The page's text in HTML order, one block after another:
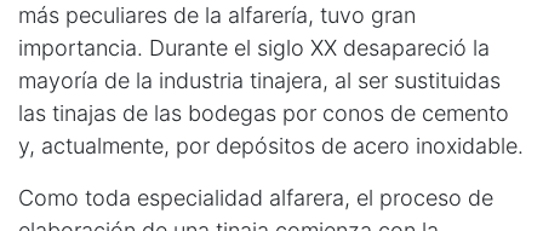
más peculiares de la alfarería, tuvo gran
importancia. Durante el siglo XX desapareció la
mayoría de la industria tinajera, al ser sustituidas
las tinajas de las bodegas por conos de cemento
y, actualmente, por depósitos de acero inoxidable.
Como toda especialidad alfarera, el proceso de